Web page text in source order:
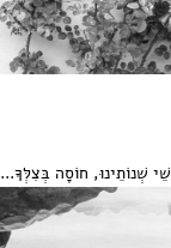
שְׁנוֹתֵינוּ, חוֹסָה בְּצִלְּךָ...